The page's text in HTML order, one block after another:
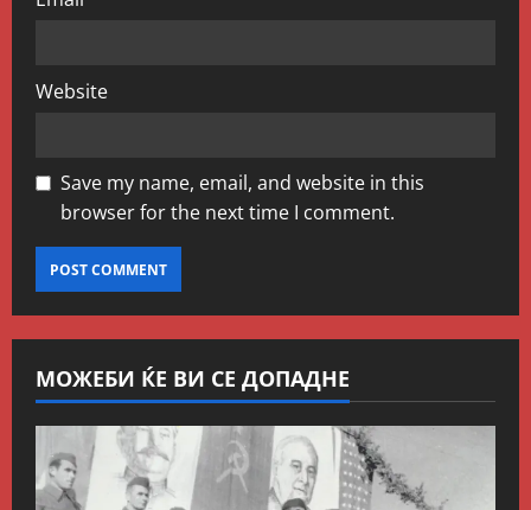
Website
Save my name, email, and website in this
browser for the next time I comment.
МОЖЕБИ ЌЕ ВИ СЕ ДОПАДНЕ